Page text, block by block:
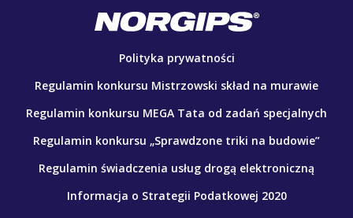
Polityka prywatności
Regulamin konkursu Mistrzowski skład na murawie
Regulamin konkursu MEGA Tata od zadań specjalnych
Regulamin konkursu „Sprawdzone triki na budowie”
Regulamin świadczenia usług drogą elektroniczną
Informacja o Strategii Podatkowej 2020